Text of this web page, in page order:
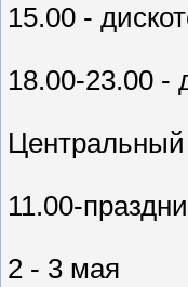
15.00 -
18.00-23.00 -
11.00-
2 - 3 мая